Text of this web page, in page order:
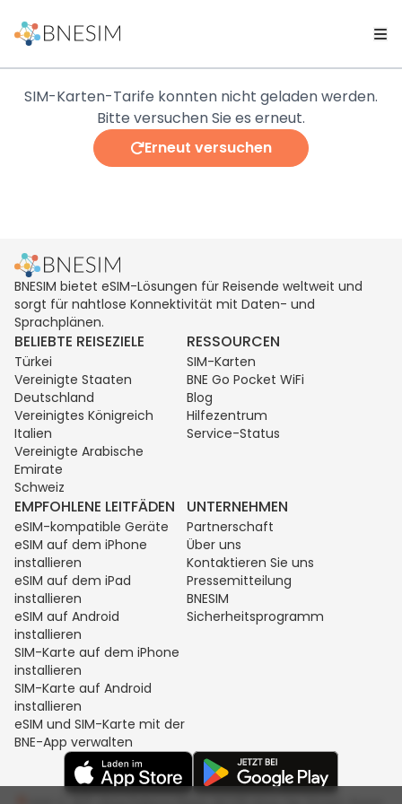
SIM-Karten-Tarife konnten nicht geladen werden.
Bitte versuchen Sie es erneut.
Erneut versuchen
BNESIM bietet eSIM-Lösungen für Reisende weltweit und
sorgt für nahtlose Konnektivität mit Daten- und
Sprachplänen.
BELIEBTE REISEZIELE
Türkei
Vereinigte Staaten
Deutschland
Vereinigtes Königreich
Italien
Vereinigte Arabische
Emirate
Schweiz
RESSOURCEN
SIM-Karten
BNE Go Pocket WiFi
Blog
Hilfezentrum
Service-Status
EMPFOHLENE LEITFÄDEN
eSIM-kompatible Geräte
eSIM auf dem iPhone
installieren
eSIM auf dem iPad
installieren
eSIM auf Android
installieren
SIM-Karte auf dem iPhone
installieren
SIM-Karte auf Android
installieren
eSIM und SIM-Karte mit der
BNE-App verwalten
UNTERNEHMEN
Partnerschaft
Über uns
Kontaktieren Sie uns
Pressemitteilung
BNESIM
Sicherheitsprogramm